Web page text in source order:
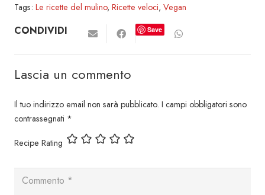
Tags: Le ricette del mulino, Ricette veloci, Vegan
CONDIVIDI Save
Lascia un commento
Il tuo indirizzo email non sarà pubblicato. I campi obbligatori sono
contrassegnati *
Recipe Rating